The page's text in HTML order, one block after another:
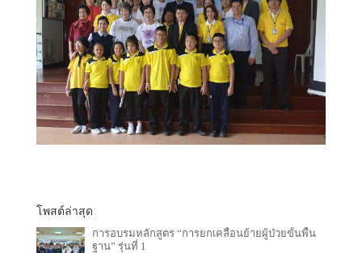
โพสต์ล่าสุด
การอบรมหลักสูตร “การยกเคลื่อนย้ายผู้ป่วยขั้นพื้น
ฐาน” รุ่นที่ 1